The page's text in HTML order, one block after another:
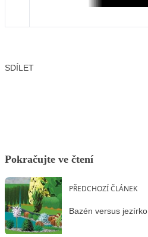
SDÍLET
Pokračujte ve čtení
PŘEDCHOZÍ ČLÁNEK
Bazén versus jezírko